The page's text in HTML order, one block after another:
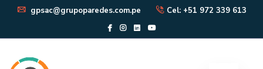
gpsac@grupoparedes.com.pe Cel: +51 972 339 613